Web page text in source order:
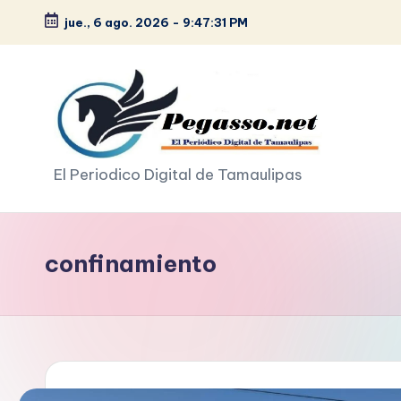
Saltar
contenido
jue., 6 ago. 2026 - 9:47:32 PM
p
e
g
s
o
El Periodico Digital de Tamaulipas
confinamiento